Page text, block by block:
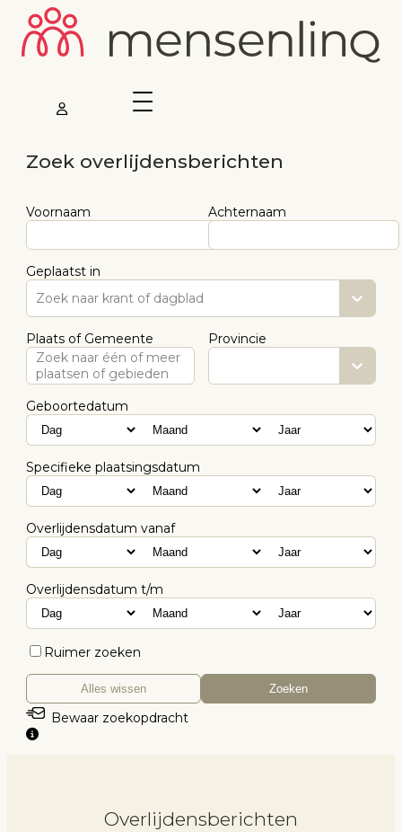
Zoek overlijdensberichten
Voornaam Achternaam
Geplaatst in
Zoek naar krant of dagblad
Plaats of Gemeente
Zoek naar één of meer
plaatsen of gebieden
Provincie
Geboortedatum
Specifieke plaatsingsdatum
Overlijdensdatum vanaf
Overlijdensdatum t/m
Ruimer zoeken
Alles wissen Zoeken
Bewaar zoekopdracht
Overlijdensberichten